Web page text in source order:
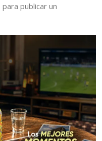
para publicar un